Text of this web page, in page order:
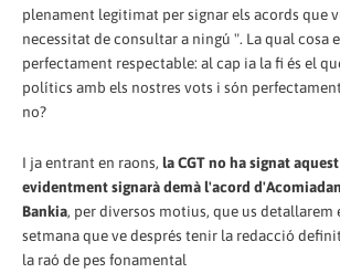
plenament legitimat per signar els acords que
necessitat de consultar a ningú ". La qual cosa
perfectament respectable: al cap ia la fi és el
polítics amb els nostres vots i són
no?
I ja entrant en raons, la CGT no ha signat
evidentment signarà demà l'acord
Bankia, per diversos motius, que us
setmana que ve després tenir la redacció
la raó de pes fonamental